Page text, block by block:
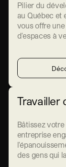
Pilier du
au Québec et
vous offre
d'espaces à
Travailler
Bâtissez
entreprise
des gens qui